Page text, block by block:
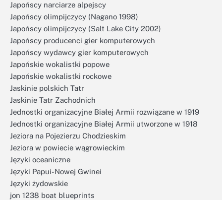
Japońscy narciarze alpejscy
Japońscy olimpijczycy (Nagano 1998)
Japońscy olimpijczycy (Salt Lake City 2002)
Japońscy producenci gier komputerowych
Japońscy wydawcy gier komputerowych
Japońskie wokalistki popowe
Japońskie wokalistki rockowe
Jaskinie polskich Tatr
Jaskinie Tatr Zachodnich
Jednostki organizacyjne Białej Armii rozwiązane w 1919
Jednostki organizacyjne Białej Armii utworzone w 1918
Jeziora na Pojezierzu Chodzieskim
Jeziora w powiecie wągrowieckim
Języki oceaniczne
Języki Papui-Nowej Gwinei
Języki żydowskie
jon 1238 boat blueprints